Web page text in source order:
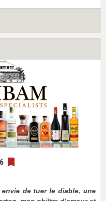
de tuer le diable, une